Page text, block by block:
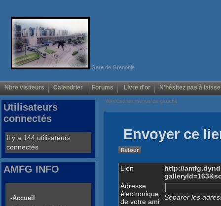
Gare de Grenoble
Nbre visiteurs Calendrier Forums Livre d'or N'hésitez pas à
Voir/Cacher menus de gauche
Envoyer ce
Retour
Lien
http://
Adresse
électronique
de votre ami
Séparer les
Utilisateurs
connectés
Il y a 144 utilisateurs
connectés
AMFG INFO
-Accueil